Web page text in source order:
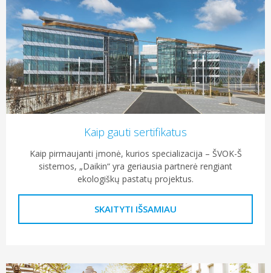
Kaip gauti sertifikatus
Kaip pirmaujanti įmonė, kurios specializacija – ŠVOK-Š
sistemos, „Daikin“ yra geriausia partnerė rengiant
ekologiškų pastatų projektus.
SKAITYTI IŠSAMIAU